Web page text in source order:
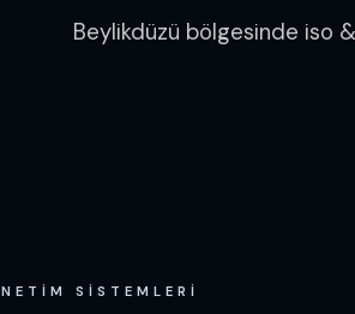
Beylikdüzü bölgesinde iso
SISTEMLERI